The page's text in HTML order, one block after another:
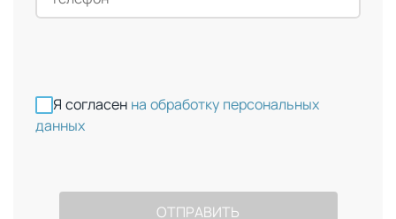
Я согласен на обработку персональных
данных